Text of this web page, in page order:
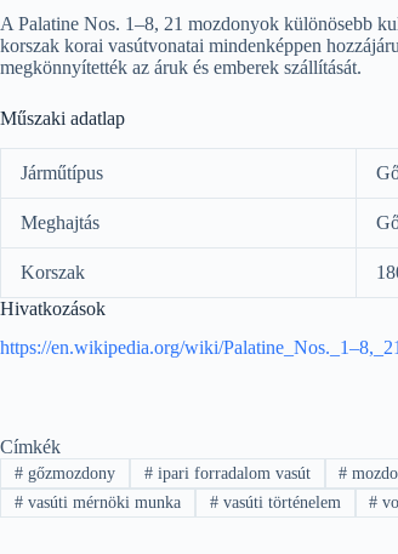
A Palatine Nos. 1–8, 21 mozdonyok különösebb
korszak korai vasútvonatai mindenképpen
megkönnyítették az áruk és emberek szállítását.
Műszaki adatlap
Járműtípus
Meghajtás
Korszak
Hivatkozások
https://en.wikipedia.org/wiki/
Címkék
#gőzmozdony #ipari forradalom vasút #
#vasúti mérnöki munka #vasúti történelem #